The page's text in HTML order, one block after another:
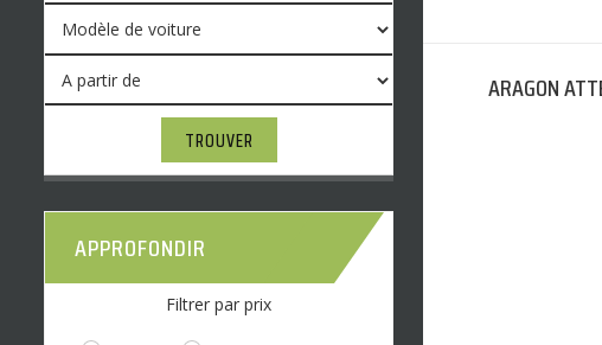
ARAGON
TROUVER
APPROFONDIR
Filtrer par prix